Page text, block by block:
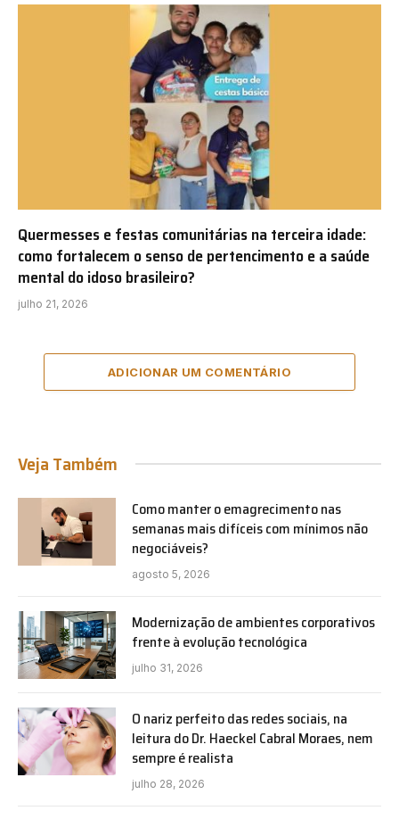
Quermesses e festas comunitárias na terceira idade:
como fortalecem o senso de pertencimento e a saúde
mental do idoso brasileiro?
julho 21, 2026
ADICIONAR UM COMENTÁRIO
Veja Também
Como manter o emagrecimento nas
semanas mais difíceis com mínimos não
negociáveis?
agosto 5, 2026
Modernização de ambientes corporativos
frente à evolução tecnológica
julho 31, 2026
O nariz perfeito das redes sociais, na
leitura do Dr. Haeckel Cabral Moraes, nem
sempre é realista
julho 28, 2026